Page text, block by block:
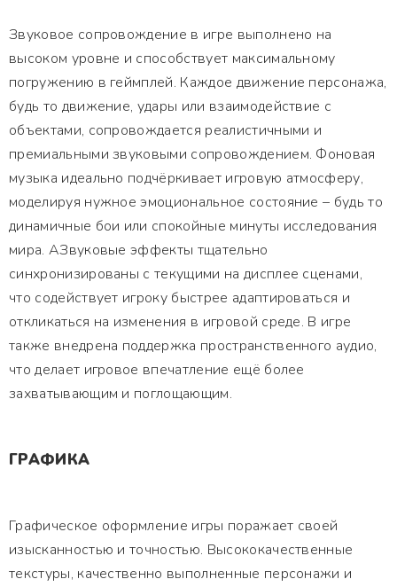
Звуковое сопровождение в игре выполнено на
высоком уровне и способствует максимальному
погружению в геймплей. Каждое движение персонажа,
будь то движение, удары или взаимодействие с
объектами, сопровождается реалистичными и
премиальными звуковыми сопровождением. Фоновая
музыка идеально подчёркивает игровую атмосферу,
моделируя нужное эмоциональное состояние – будь то
динамичные бои или спокойные минуты исследования
мира. АЗвуковые эффекты тщательно
синхронизированы с текущими на дисплее сценами,
что содействует игроку быстрее адаптироваться и
откликаться на изменения в игровой среде. В игре
также внедрена поддержка пространственного аудио,
что делает игровое впечатление ещё более
захватывающим и поглощающим.
ГРАФИКА
Графическое оформление игры поражает своей
изысканностью и точностью. Высококачественные
текстуры, качественно выполненные персонажи и